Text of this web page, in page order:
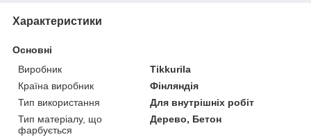
Характеристики
Основні
Виробник
Tikkurila
Країна виробник
Фінляндія
Тип використання
Для внутрішніх робіт
Тип матеріалу, що
фарбується
Дерево, Бетон